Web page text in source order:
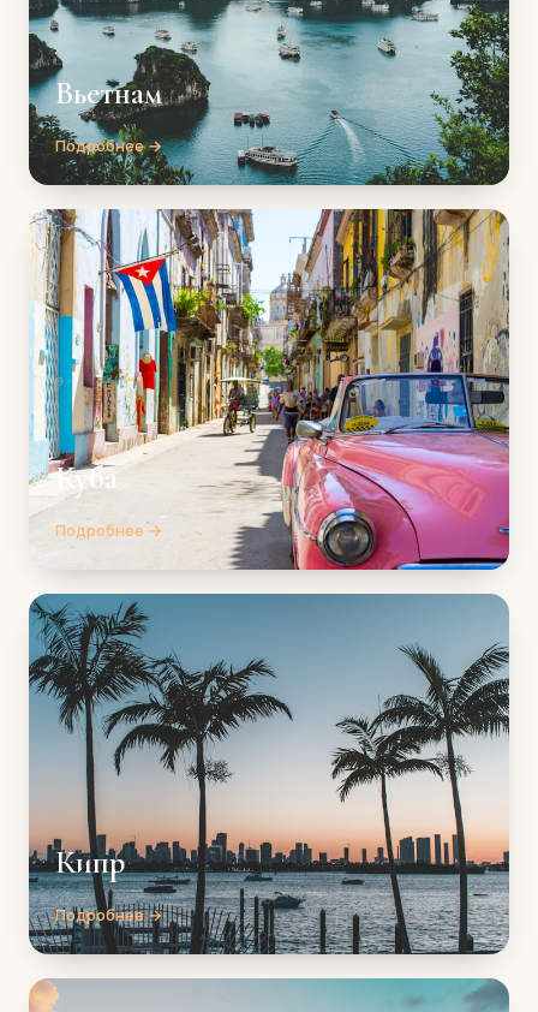
Вьетнам
Подробнее →
Куба
Подробнее →
Кипр
Подробнее →